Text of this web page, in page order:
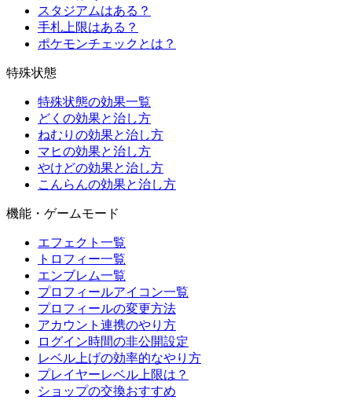
スタジアムはある？
手札上限はある？
ポケモンチェックとは？
特殊状態
特殊状態の効果一覧
どくの効果と治し方
ねむりの効果と治し方
マヒの効果と治し方
やけどの効果と治し方
こんらんの効果と治し方
機能・ゲームモード
エフェクト一覧
トロフィー一覧
エンブレム一覧
プロフィールアイコン一覧
プロフィールの変更方法
アカウント連携のやり方
ログイン時間の非公開設定
レベル上げの効率的なやり方
プレイヤーレベル上限は？
ショップの交換おすすめ